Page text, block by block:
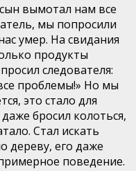
вымотал нам все
мы попросили
умер. На свидания
продукты
следователя:
проблемы!» Но мы
это стало для
бросил колоться,
Стал искать
дереву, его даже
поведение.